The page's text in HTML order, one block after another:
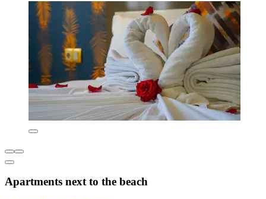
Apartments next to the beach